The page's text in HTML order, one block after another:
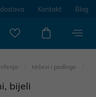
Kontakt Blog
Miševi i podloge
bijeli